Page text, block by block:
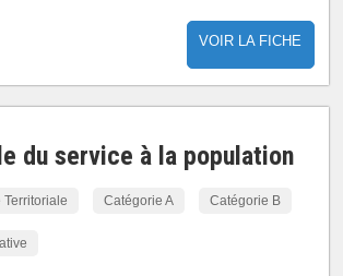
VOIR LA FICHE
du service à la population
Territoriale Catégorie A Catégorie B